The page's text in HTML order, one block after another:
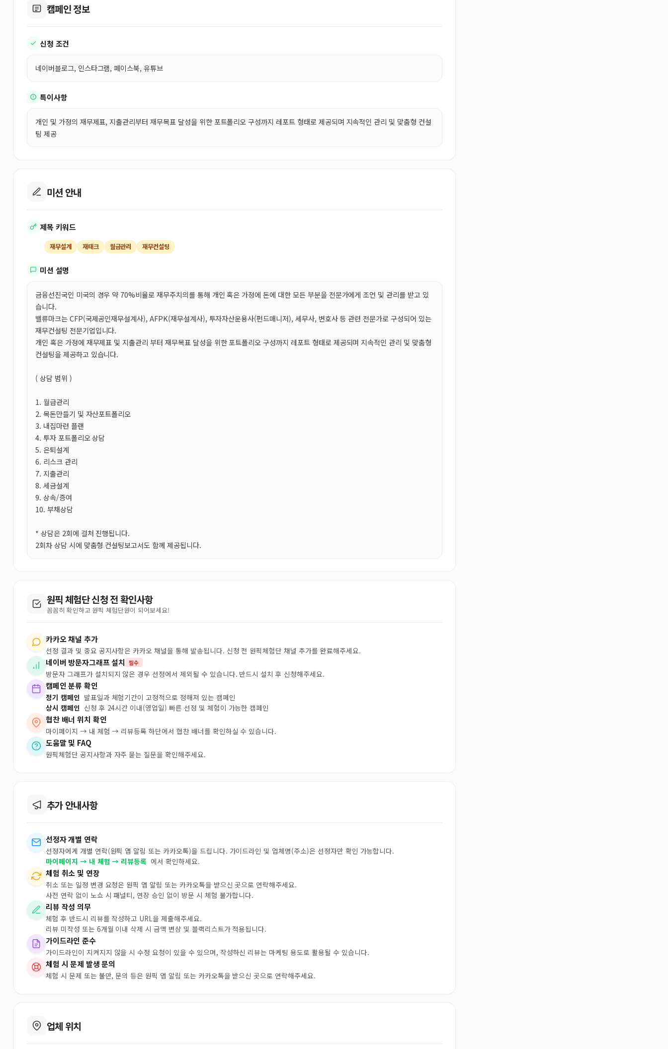
캠페인 정보
신청 조건
네이버블로그, 인스타그램, 페이스북, 유튜브
특이사항
개인 및 가정의 재무제표, 지출관리부터 재무목표 달성을 위한 포트폴리오 구성까지 레포트 형태로 제공되며 지속적인 관리 및 맞춤형 컨설
팅 제공
미션 안내
제목 키워드
재무설계 재태크 월급관리 재무컨설팅
미션 설명
금융선진국인 미국의 경우 약 70%비율로 재무주치의를 통해 개인 혹은 가정에 돈에 대한 모든 부분을 전문가에게 조언 및 관리를 받고 있
습니다.
밸류마크는 CFP(국제공인재무설계사), AFPK(재무설계사), 투자자산운용사(펀드매니저), 세무사, 변호사 등 관련 전문가로 구성되어 있는
재무컨설팅 전문기업입니다.
개인 혹은 가정에 재무제표 및 지출관리 부터 재무목표 달성을 위한 포트폴리오 구성까지 레포트 형태로 제공되며 지속적인 관리 및 맞춤형
컨설팅을 제공하고 있습니다.
( 상담 범위 )
1. 월급관리
2. 목돈만들기 및 자산포트폴리오
3. 내집마련 플랜
4. 투자 포트폴리오 상담
5. 은퇴설계
6. 리스크 관리
7. 지출관리
8. 세금설계
9. 상속/증여
10. 부채상담
* 상담은 2회에 걸처 진행됩니다.
2회차 상담 시에 맞춤형 컨설팅보고서도 함께 제공됩니다.
원픽 체험단 신청 전 확인사항
꼼꼼히 확인하고 원픽 체험단원이 되어보세요!
카카오 채널 추가
선정 결과 및 중요 공지사항은 카카오 채널을 통해 발송됩니다. 신청 전 원픽체험단 채널 추가를 완료해주세요.
네이버 방문자그래프 설치 필수
방문자 그래프가 설치되지 않은 경우 선정에서 제외될 수 있습니다. 반드시 설치 후 신청해주세요.
캠페인 분류 확인
정기 캠페인 발표일과 체험기간이 고정적으로 정해져 있는 캠페인
상시 캠페인 신청 후 24시간 이내(영업일) 빠른 선정 및 체험이 가능한 캠페인
협찬 배너 위치 확인
마이페이지 → 내 체험 → 리뷰등록 하단에서 협찬 배너를 확인하실 수 있습니다.
도움말 및 FAQ
원픽체험단 공지사항과 자주 묻는 질문을 확인해주세요.
추가 안내사항
선정자 개별 연락
선정자에게 개별 연락(원픽 앱 알림 또는 카카오톡)을 드립니다. 가이드라인 및 업체명(주소)은 선정자만 확인 가능합니다.
마이페이지 → 내 체험 → 리뷰등록 에서 확인하세요.
체험 취소 및 연장
취소 또는 일정 변경 요청은 원픽 앱 알림 또는 카카오톡을 받으신 곳으로 연락해주세요.
사전 연락 없이 노쇼 시 패널티, 연장 승인 없이 방문 시 체험 불가합니다.
리뷰 작성 의무
체험 후 반드시 리뷰를 작성하고 URL을 제출해주세요.
리뷰 미작성 또는 6개월 이내 삭제 시 금액 변상 및 블랙리스트가 적용됩니다.
가이드라인 준수
가이드라인이 지켜지지 않을 시 수정 요청이 있을 수 있으며, 작성하신 리뷰는 마케팅 용도로 활용될 수 있습니다.
체험 시 문제 발생 문의
체험 시 문제 또는 불만, 문의 등은 원픽 앱 알림 또는 카카오톡을 받으신 곳으로 연락해주세요.
업체 위치